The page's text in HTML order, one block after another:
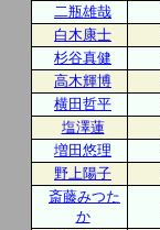
二瓶雄哉
白木康士
杉谷真健
高木輝博
横田哲平
塩澤蓮
増田悠理
野上陽子
斎藤みつた
か